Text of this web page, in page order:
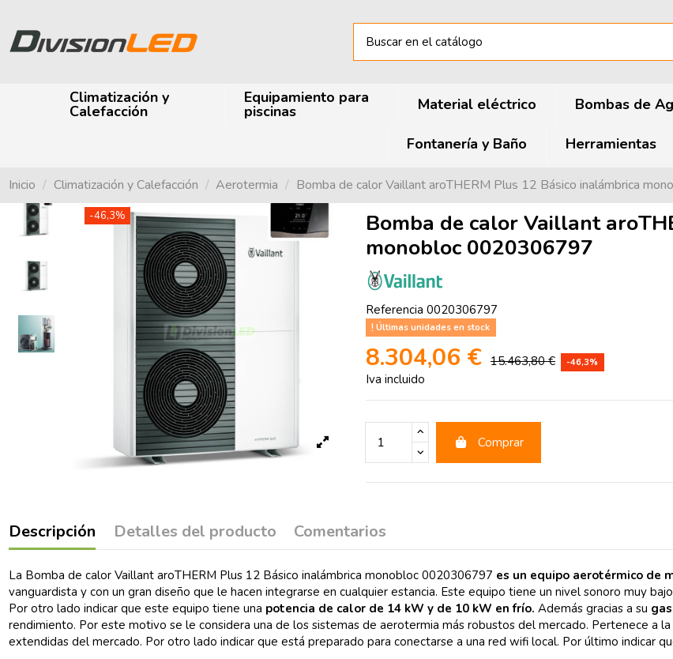
Climatización y
Calefacción
Equipamiento para
piscinas Material eléctrico Bombas de
Fontanería y Baño Herramientas
Inicio Climatización y Calefacción Aerotermia Bomba de calor Vaillant aroTHERM Plus 12 Básico inalámbrica
-46,3%
Bomba de calor Vaillant
monobloc 0020306797
Referencia 0020306797
Últimas unidades en stock
8.304,06 € 15.463,80 € -46,3%
Iva incluido
Comprar
Descripción Detalles del producto Comentarios
La Bomba de calor Vaillant aroTHERM Plus 12 Básico inalámbrica monobloc 0020306797 es un equipo aerotérmico de
vanguardista y con un gran diseño que le hacen integrarse en cualquier estancia. Este equipo tiene un nivel sonoro muy
Por otro lado indicar que este equipo tiene una potencia de calor de 14 kW y de 10 kW en frío. Además gracias a su
rendimiento. Por este motivo se le considera una de los sistemas de aerotermia más robustos del mercado. Pertenece a la
extendidas del mercado. Por otro lado indicar que está preparado para conectarse a una red wifi local. Por último indicar